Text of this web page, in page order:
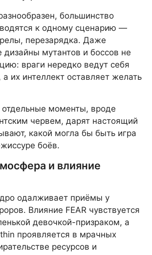
большинство
к одному сценарию —
перезарядка. Даже
мутантов и боссов не
враги нередко ведут себя
а их интеллект оставляет желать
моменты, вроде
червем, дарят настоящий
какой могла бы быть игра
боёв.
и влияние
одалживает приёмы у
Влияние FEAR чувствуется
девочкой-призраком, а
проявляется в мрачных
ресурсов и